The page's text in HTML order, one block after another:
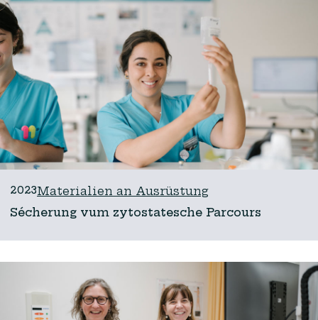
2023Materialien an Ausrüstung
Sécherung vum zytostatesche Parcours